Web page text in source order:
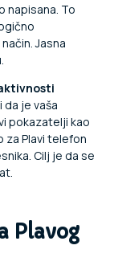
napisana. To
Jasna
je vaša
pokazatelji kao
za Plavi telefon
Cilj je da se
Plavog